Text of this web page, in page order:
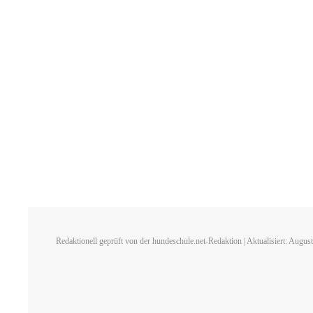
Redaktionell geprüft von der hundeschule.net-Redaktion | Aktualisiert: